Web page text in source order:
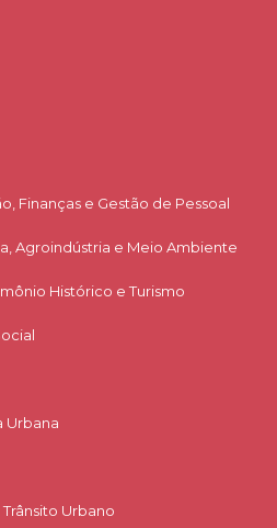
Finanças e Gestão de Pessoal
Agroindústria e Meio Ambiente
Histórico e Turismo
Urbana
Urbano